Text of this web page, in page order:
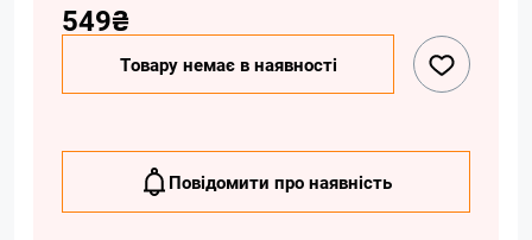
549₴
Товару немає в наявності
Повідомити про наявність